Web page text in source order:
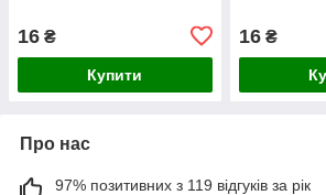
16 ₴
Купити
16₴
Про нас
97% позитивних з 119 відгуків за рік